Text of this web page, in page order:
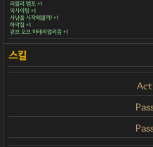
러블리 템포 +1
익사이팅 +1
사냥을 시작해볼까! +1
하악질 +1
큐브 오브 마테리얼리즘 +1